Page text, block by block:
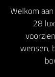
Welkom
28
wensen,